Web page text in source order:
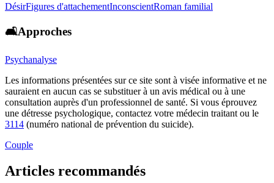
DésirFigures d'attachementInconscientRoman familial
🛋️Approches
Psychanalyse
Les informations présentées sur ce site sont à visée informative et ne
sauraient en aucun cas se substituer à un avis médical ou à une
consultation auprès d'un professionnel de santé. Si vous éprouvez
une détresse psychologique, contactez votre médecin traitant ou le
3114 (numéro national de prévention du suicide).
Couple
Articles recommandés